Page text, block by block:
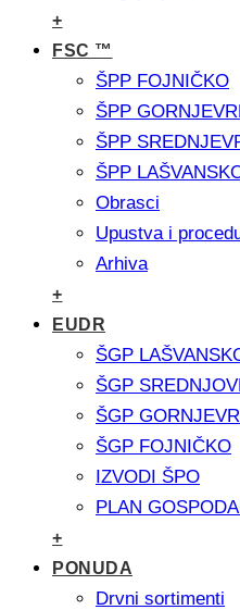
+
FSC ™
ŠPP FOJNIČKO
ŠPP
ŠPP
ŠPP
Obrasci
Upustva i
Arhiva
+
EUDR
ŠGP
ŠGP
ŠGP
ŠGP FOJNIČKO
IZVODI ŠPO
PLAN
+
PONUDA
Drvni sortimenti